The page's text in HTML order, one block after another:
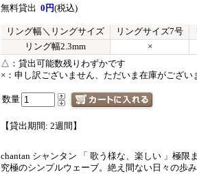
無料貸出 0円(税込)
リング幅＼リングサイズ リングサイズ7号
リング幅2.3mm
×
△： 貸出可能数残りわずかです
×： 申し訳ございません、ただいま在庫がござい
数量
【貸出期間: 2週間】
chantan シャンタン 「 歌う様な、楽しい 」極
究極のシンプルウェーブ。絶え間ない日々の歩